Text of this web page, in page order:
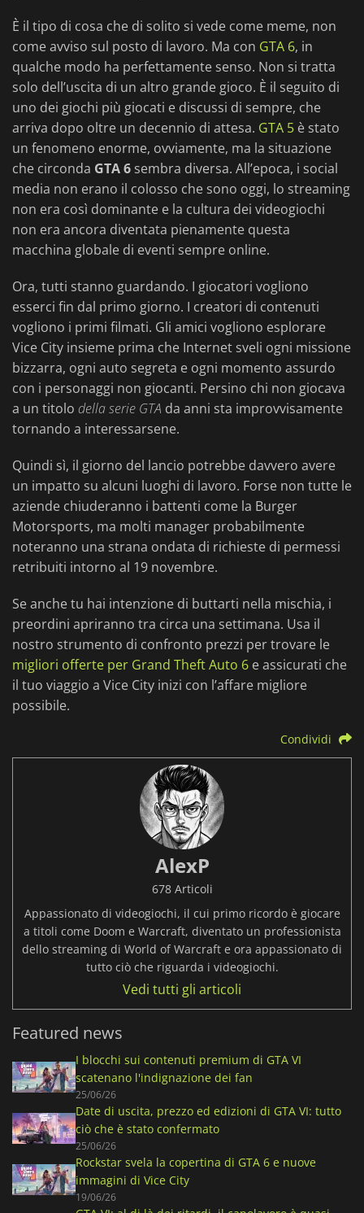
È il tipo di cosa che di solito si vede come meme, non
come avviso sul posto di lavoro. Ma con GTA 6, in
qualche modo ha perfettamente senso. Non si tratta
solo dell’uscita di un altro grande gioco. È il seguito di
uno dei giochi più giocati e discussi di sempre, che
arriva dopo oltre un decennio di attesa. GTA 5 è stato
un fenomeno enorme, ovviamente, ma la situazione
che circonda GTA 6 sembra diversa. All’epoca, i social
media non erano il colosso che sono oggi, lo streaming
non era così dominante e la cultura dei videogiochi
non era ancora diventata pienamente questa
macchina globale di eventi sempre online.
Ora, tutti stanno guardando. I giocatori vogliono
esserci fin dal primo giorno. I creatori di contenuti
vogliono i primi filmati. Gli amici vogliono esplorare
Vice City insieme prima che Internet sveli ogni missione
bizzarra, ogni auto segreta e ogni momento assurdo
con i personaggi non giocanti. Persino chi non giocava
a un titolo della serie GTA da anni sta improvvisamente
tornando a interessarsene.
Quindi sì, il giorno del lancio potrebbe davvero avere
un impatto su alcuni luoghi di lavoro. Forse non tutte le
aziende chiuderanno i battenti come la Burger
Motorsports, ma molti manager probabilmente
noteranno una strana ondata di richieste di permessi
retribuiti intorno al 19 novembre.
Se anche tu hai intenzione di buttarti nella mischia, i
preordini apriranno tra circa una settimana. Usa il
nostro strumento di confronto prezzi per trovare le
migliori offerte per Grand Theft Auto 6 e assicurati che
il tuo viaggio a Vice City inizi con l’affare migliore
possibile.
Condividi
AlexP
678 Articoli
Appassionato di videogiochi, il cui primo ricordo è giocare
a titoli come Doom e Warcraft, diventato un professionista
dello streaming di World of Warcraft e ora appassionato di
tutto ciò che riguarda i videogiochi.
Vedi tutti gli articoli
Featured news
I blocchi sui contenuti premium di GTA VI
scatenano l'indignazione dei fan
25/06/26
Date di uscita, prezzo ed edizioni di GTA VI: tutto
ciò che è stato confermato
25/06/26
Rockstar svela la copertina di GTA 6 e nuove
immagini di Vice City
19/06/26